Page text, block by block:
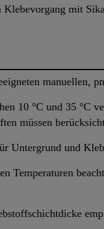
Klebevorgang mit
manuellen,
10 °C und 35 °C
müssen
Untergrund und
Temperaturen